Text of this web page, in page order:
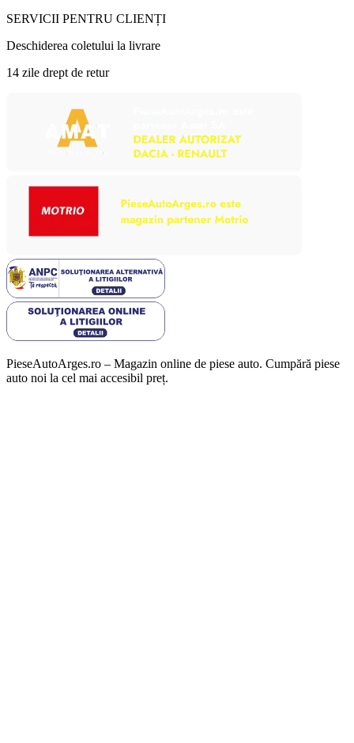
SERVICII PENTRU CLIENȚI
Deschiderea coletului la livrare
14 zile drept de retur
PieseAutoArges.ro – Magazin online de piese auto. Cumpără piese
auto noi la cel mai accesibil preț.